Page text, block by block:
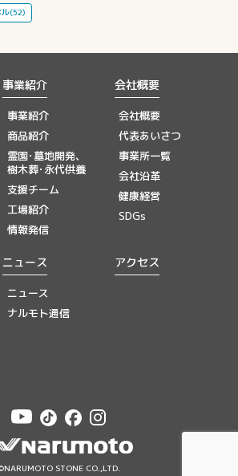
ル(52)
事業紹介
事業紹介
商品紹介
霊園･墓地開発、
樹木葬･永代供養
支援チーム
工場紹介
情報発信
会社概要
会社概要
代表あいさつ
事業所一覧
会社沿革
健康経営
SDGs
ニュース
ニュース
ナルモト通信
アクセス
STONE CO.,LTD.